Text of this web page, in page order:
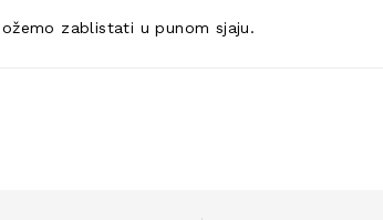
zablistati u punom sjaju.